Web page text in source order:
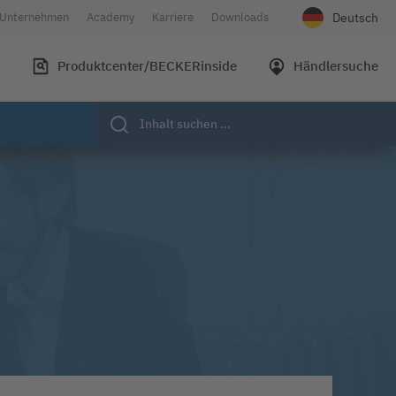
Unternehmen Academy Karriere Downloads Deutsch
Produktcenter/BECKERinside Händlersuche